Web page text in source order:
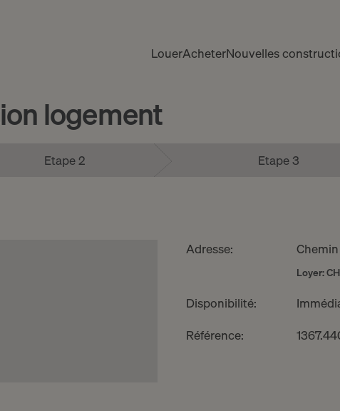
LouerAcheterNouvelles
logement
Etape 2 Etape 3
Adresse:
Loyer:
Disponibilité:
Référence: